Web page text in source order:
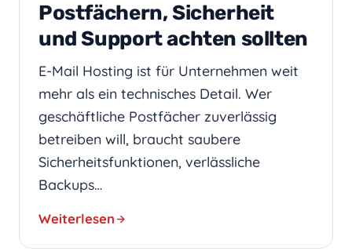
Postfächern, Sicherheit
und Support achten sollten
E-Mail Hosting ist für Unternehmen weit
mehr als ein technisches Detail. Wer
geschäftliche Postfächer zuverlässig
betreiben will, braucht saubere
Sicherheitsfunktionen, verlässliche
Backups…
Weiterlesen